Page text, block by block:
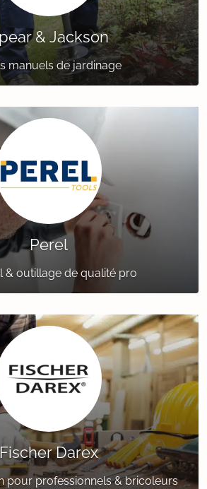
& Jackson
manuels de jardinage
Perel
& outillage de qualité pro
Fischer Darex
pour professionnels & bricoleurs